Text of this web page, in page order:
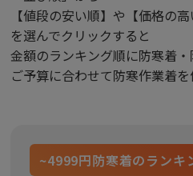
【値段の安い順】や【価格の高
を選んでクリックすると
金額のランキング順に防寒着・
ご予算に合わせて防寒作業着を
~4999円防寒着のランキ